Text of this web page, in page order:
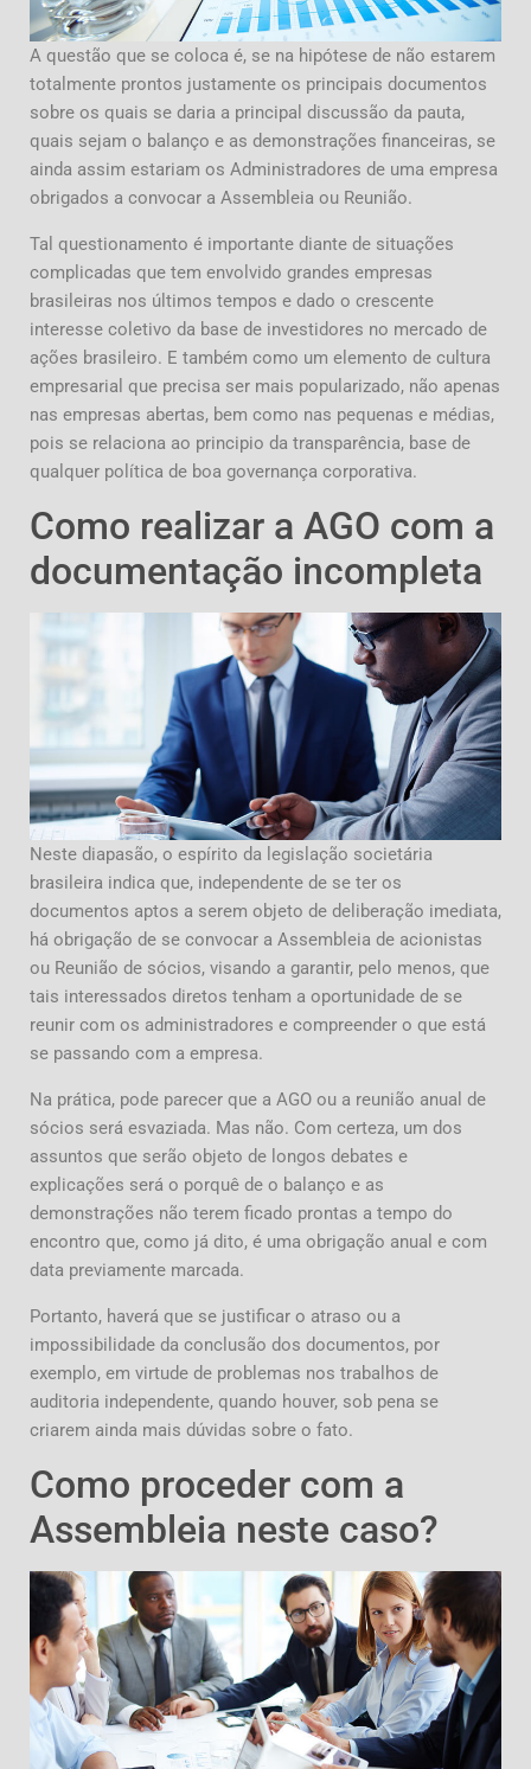
A questão que se coloca é, se na hipótese de não estarem
totalmente prontos justamente os principais documentos
sobre os quais se daria a principal discussão da pauta,
quais sejam o balanço e as demonstrações financeiras, se
ainda assim estariam os Administradores de uma empresa
obrigados a convocar a Assembleia ou Reunião.
Tal questionamento é importante diante de situações
complicadas que tem envolvido grandes empresas
brasileiras nos últimos tempos e dado o crescente
interesse coletivo da base de investidores no mercado de
ações brasileiro. E também como um elemento de cultura
empresarial que precisa ser mais popularizado, não apenas
nas empresas abertas, bem como nas pequenas e médias,
pois se relaciona ao principio da transparência, base de
qualquer política de boa governança corporativa.
Como realizar a AGO com a
documentação incompleta
Neste diapasão, o espírito da legislação societária
brasileira indica que, independente de se ter os
documentos aptos a serem objeto de deliberação imediata,
há obrigação de se convocar a Assembleia de acionistas
ou Reunião de sócios, visando a garantir, pelo menos, que
tais interessados diretos tenham a oportunidade de se
reunir com os administradores e compreender o que está
se passando com a empresa.
Na prática, pode parecer que a AGO ou a reunião anual de
sócios será esvaziada. Mas não. Com certeza, um dos
assuntos que serão objeto de longos debates e
explicações será o porquê de o balanço e as
demonstrações não terem ficado prontas a tempo do
encontro que, como já dito, é uma obrigação anual e com
data previamente marcada.
Portanto, haverá que se justificar o atraso ou a
impossibilidade da conclusão dos documentos, por
exemplo, em virtude de problemas nos trabalhos de
auditoria independente, quando houver, sob pena se
criarem ainda mais dúvidas sobre o fato.
Como proceder com a
Assembleia neste caso?